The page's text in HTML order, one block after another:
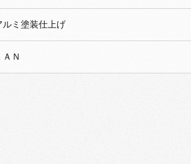
ルミ塗装仕上げ
ＡＮ